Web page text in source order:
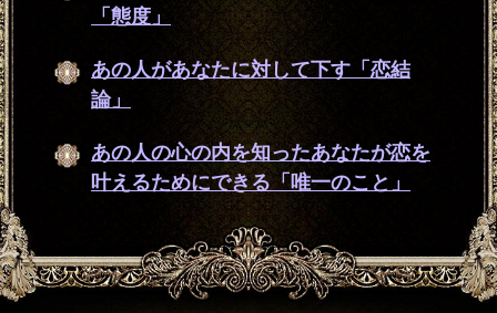
「態度」
あの人があなたに対して下す「恋結
論」
あの人の心の内を知ったあなたが恋を
叶えるためにできる「唯一のこと」